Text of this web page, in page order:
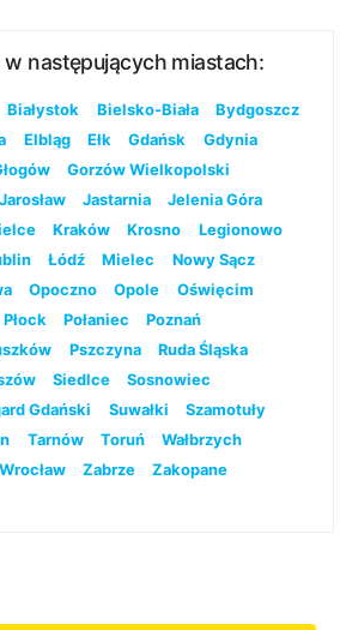
następujących miastach:
Białystok Bielsko-Biała
Bydgoszcz
Elbląg Ełk Gdańsk
Gdynia
Gorzów Wielkopolski
Jarosław Jastarnia
Jelenia Góra
Kraków Krosno
Legionowo
Łódź Mielec
Nowy Sącz
Opoczno Opole
Oświęcim
Płock Połaniec
Poznań
Pszczyna
Ruda Śląska
Siedlce
Sosnowiec
Gdański Suwałki
Szamotuły
Tarnów Toruń
Wałbrzych
Wrocław Zabrze
Zakopane